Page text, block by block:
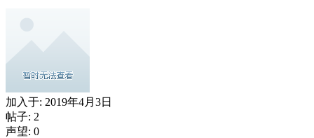
加入于: 2019年4月3日
帖子: 2
声望: 0